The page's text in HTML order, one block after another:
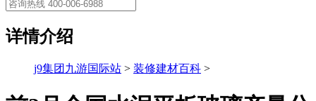
详情介绍
j9集团九游国际站 > 装修建材百科 >